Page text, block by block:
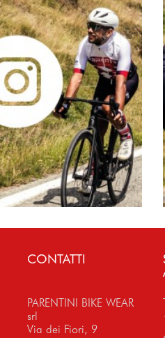
CONTATTI
PARENTINI BIKE WEAR
srl
Via dei Fiori, 9